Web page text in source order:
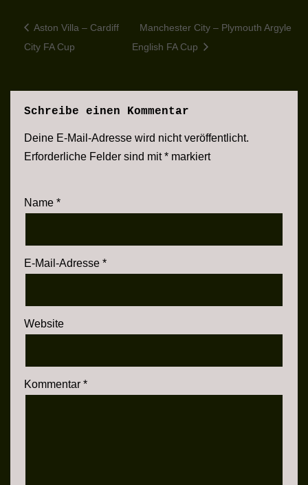
Aston Villa – Cardiff
City FA Cup
Manchester City – Plymouth Argyle
English FA Cup
Schreibe einen Kommentar
Deine E-Mail-Adresse wird nicht veröffentlicht.
Erforderliche Felder sind mit* markiert
Name *
E-Mail-Adresse *
Website
Kommentar *